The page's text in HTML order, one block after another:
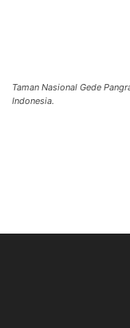
Taman Nasional Gede
Indonesia.